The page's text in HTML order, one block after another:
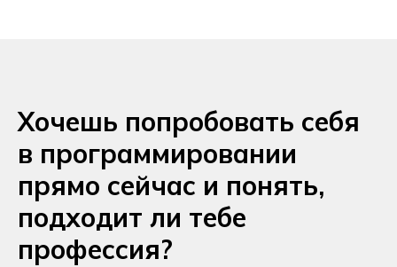
Хочешь попробовать себя
в программировании
прямо сейчас и понять,
подходит ли тебе
профессия?